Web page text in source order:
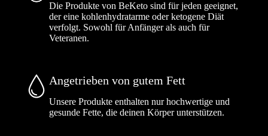
Die Produkte von BeKeto sind für jeden geeignet,
der eine kohlenhydratarme oder ketogene Diät
verfolgt. Sowohl für Anfänger als auch für
Veteranen.
Angetrieben von gutem Fett
Unsere Produkte enthalten nur hochwertige und
gesunde Fette, die deinen Körper unterstützen.